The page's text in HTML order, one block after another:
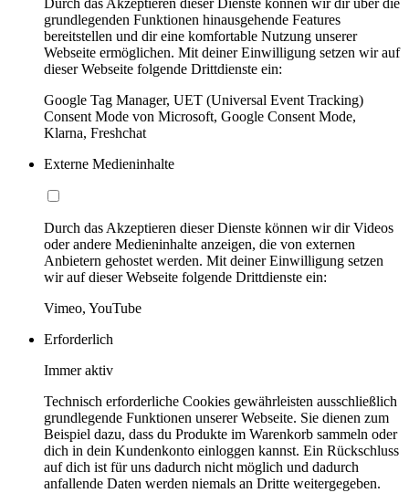
Durch das Akzeptieren dieser Dienste können wir dir über die
grundlegenden Funktionen hinausgehende Features
bereitstellen und dir eine komfortable Nutzung unserer
Webseite ermöglichen. Mit deiner Einwilligung setzen wir auf
dieser Webseite folgende Drittdienste ein:
Google Tag Manager, UET (Universal Event Tracking)
Consent Mode von Microsoft, Google Consent Mode,
Klarna, Freshchat
Externe Medieninhalte
Durch das Akzeptieren dieser Dienste können wir dir Videos
oder andere Medieninhalte anzeigen, die von externen
Anbietern gehostet werden. Mit deiner Einwilligung setzen
wir auf dieser Webseite folgende Drittdienste ein:
Vimeo, YouTube
Erforderlich
Immer aktiv
Technisch erforderliche Cookies gewährleisten ausschließlich
grundlegende Funktionen unserer Webseite. Sie dienen zum
Beispiel dazu, dass du Produkte im Warenkorb sammeln oder
dich in dein Kundenkonto einloggen kannst. Ein Rückschluss
auf dich ist für uns dadurch nicht möglich und dadurch
anfallende Daten werden niemals an Dritte weitergegeben.